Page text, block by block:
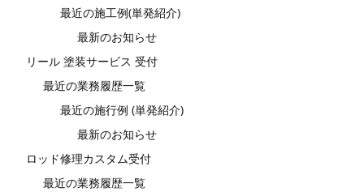
最近の施工例(単発紹介)
最新のお知らせ
リール 塗装サービス 受付
最近の業務履歴一覧
最近の施行例 (単発紹介)
最新のお知らせ
ロッド修理カスタム受付
最近の業務履歴一覧